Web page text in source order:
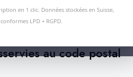
au code postal
en 1 clic. Données stockées en Suisse,
conformes LPD + RGPD.